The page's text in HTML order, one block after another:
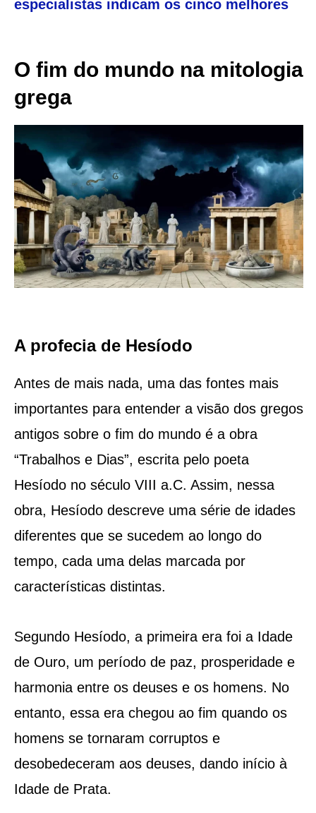
especialistas indicam os cinco melhores
O fim do mundo na mitologia
grega
A profecia de Hesíodo
Antes de mais nada, uma das fontes mais
importantes para entender a visão dos gregos
antigos sobre o fim do mundo é a obra
“Trabalhos e Dias”, escrita pelo poeta
Hesíodo no século VIII a.C. Assim, nessa
obra, Hesíodo descreve uma série de idades
diferentes que se sucedem ao longo do
tempo, cada uma delas marcada por
características distintas.
Segundo Hesíodo, a primeira era foi a Idade
de Ouro, um período de paz, prosperidade e
harmonia entre os deuses e os homens. No
entanto, essa era chegou ao fim quando os
homens se tornaram corruptos e
desobedeceram aos deuses, dando início à
Idade de Prata.